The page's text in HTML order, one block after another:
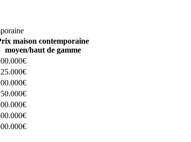
maison contemporaine
moyen/haut de gamme